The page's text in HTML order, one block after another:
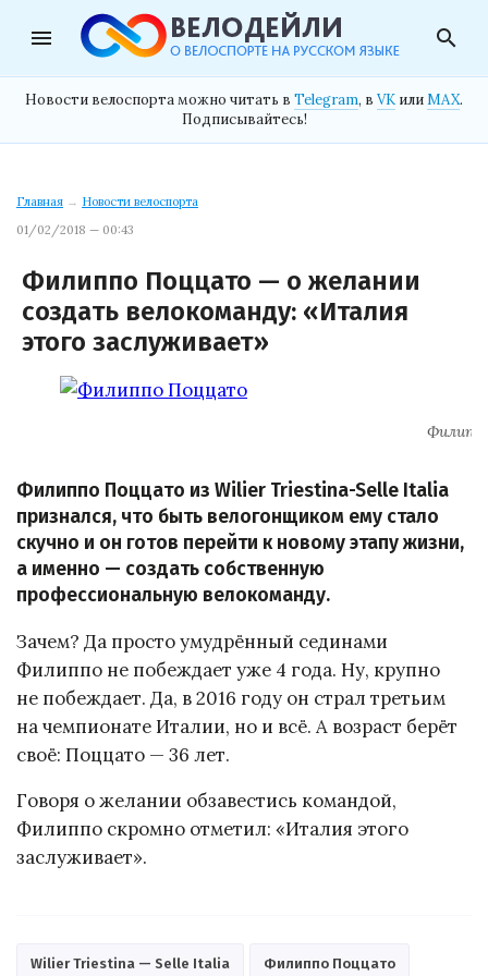
menu search
Новости велоспорта можно читать в Telegram, в VK илиMAX.
Подписывайтесь!
Главная → Новости велоспорта
01/02/2018 — 00:43
Филиппо Поццато — о желании
создать велокоманду: «Италия
этого заслуживает»
Филиппо Поццато из Wilier Triestina-Selle Italia
признался, что быть велогонщиком ему стало
скучно и он готов перейти к новому этапу жизни,
а именно — создать собственную
профессиональную велокоманду.
Зачем? Да просто умудрённый сединами
Филиппо не побеждает уже 4 года. Ну, крупно
не побеждает. Да, в 2016 году он страл третьим
на чемпионате Италии, но и всё. А возраст берёт
своё: Поццато — 36 лет.
Говоря о желании обзавестись командой,
Филиппо скромно отметил: «Италия этого
заслуживает».
Wilier Triestina — Selle Italia Филиппо Поццато